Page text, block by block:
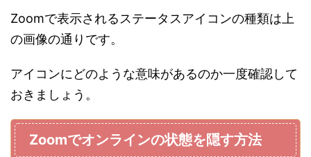
Zoomで表示されるステータスアイコンの種類は上
の画像の通りです。
アイコンにどのような意味があるのか一度確認して
おきましょう。
Zoomでオンラインの状態を隠す方法